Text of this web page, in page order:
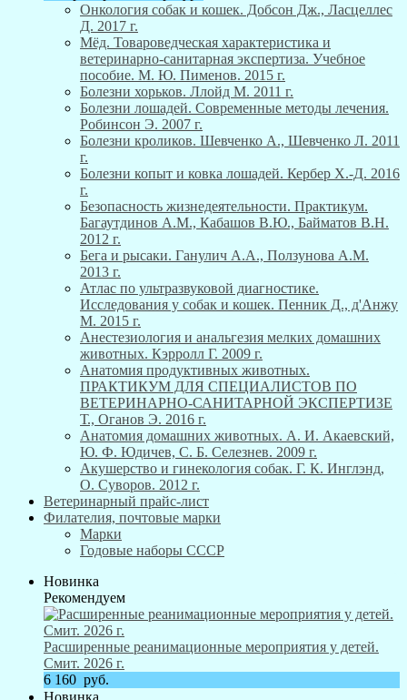
Онкология собак и кошек. Добсон Дж., Ласцеллес
Д. 2017 г.
Мёд. Товароведческая характеристика и
ветеринарно-санитарная экспертиза. Учебное
пособие. М. Ю. Пименов. 2015 г.
Болезни хорьков. Ллойд М. 2011 г.
Болезни лошадей. Современные методы лечения.
Робинсон Э. 2007 г.
Болезни кроликов. Шевченко А., Шевченко Л. 2011
г.
Болезни копыт и ковка лошадей. Кербер Х.-Д. 2016
г.
Безопасность жизнедеятельности. Практикум.
Багаутдинов А.М., Кабашов В.Ю., Байматов В.Н.
2012 г.
Бега и рысаки. Ганулич А.А., Ползунова А.М.
2013 г.
Атлас по ультразвуковой диагностике.
Исследования у собак и кошек. Пенник Д., д'Анжу
М. 2015 г.
Анестезиология и анальгезия мелких домашних
животных. Кэрролл Г. 2009 г.
Анатомия продуктивных животных.
ПРАКТИКУМ ДЛЯ СПЕЦИАЛИСТОВ ПО
ВЕТЕРИНАРНО-САНИТАРНОЙ ЭКСПЕРТИЗЕ
Т., Оганов Э. 2016 г.
Анатомия домашних животных. А. И. Акаевский,
Ю. Ф. Юдичев, С. Б. Селезнев. 2009 г.
Акушерство и гинекология собак. Г. К. Инглэнд,
О. Суворов. 2012 г.
Ветеринарный прайс-лист
Филателия, почтовые марки
Марки
Годовые наборы СССР
Новинка
Рекомендуем
Расширенные реанимационные мероприятия у детей.
Смит. 2026 г.
6 160 руб.
Новинка